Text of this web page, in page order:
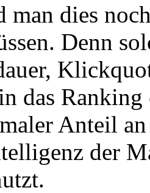
dies
Denn
das
Anteil
der